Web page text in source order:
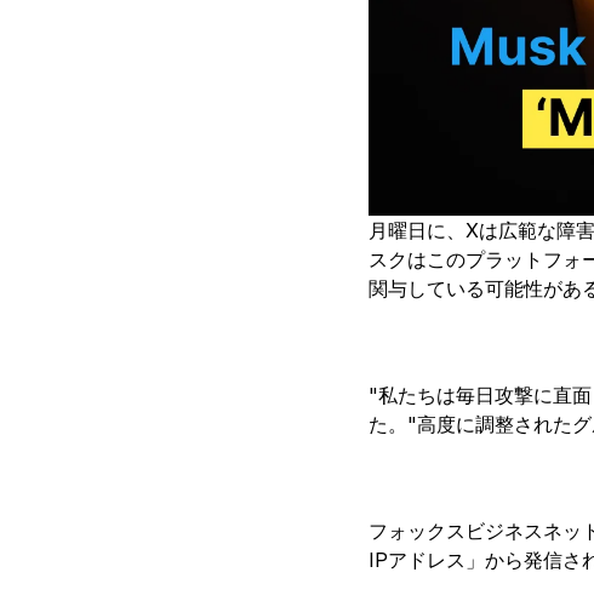
月曜日に、Xは広範な障
スクはこのプラットフォ
関与している可能性があ
"私たちは毎日攻撃に直
た。"高度に調整された
フォックスビジネスネッ
IPアドレス」から発信さ